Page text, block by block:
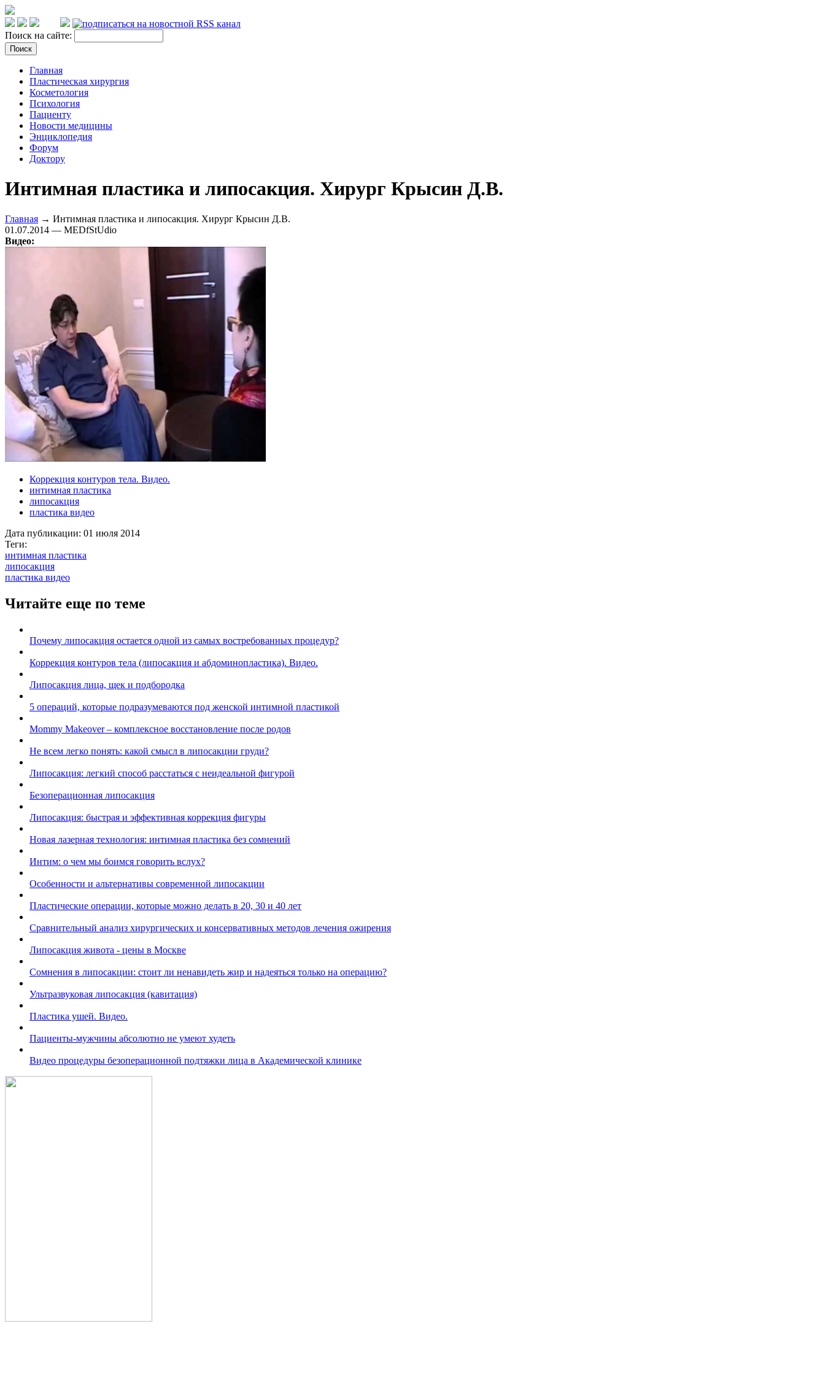
Поиск на сайте:
Главная
Пластическая хирургия
Косметология
Психология
Пациенту
Новости медицины
Энциклопедия
Форум
Доктору
Интимная пластика и липосакция. Хирург Крысин Д.В.
Главная → Интимная пластика и липосакция. Хирург Крысин Д.В.
01.07.2014 — MEDfStUdio
Видео:
Коррекция контуров тела. Видео.
интимная пластика
липосакция
пластика видео
Дата публикации: 01 июля 2014
Теги:
интимная пластика
липосакция
пластика видео
Читайте еще по теме
Почему липосакция остается одной из самых востребованных процедур?
Коррекция контуров тела (липосакция и абдоминопластика). Видео.
Липосакция лица, щек и подбородка
5 операций, которые подразумеваются под женской интимной пластикой
Mommy Makeover – комплексное восстановление после родов
Не всем легко понять: какой смысл в липосакции груди?
Липосакция: легкий способ расстаться с неидеальной фигурой
Безоперационная липосакция
Липосакция: быстрая и эффективная коррекция фигуры
Новая лазерная технология: интимная пластика без сомнений
Интим: о чем мы боимся говорить вслух?
Особенности и альтернативы современной липосакции
Пластические операции, которые можно делать в 20, 30 и 40 лет
Сравнительный анализ хирургических и консервативных методов лечения ожирения
Липосакция живота ‑ цены в Москве
Сомнения в липосакции: стоит ли ненавидеть жир и надеяться только на операцию?
Ультразвуковая липосакция (кавитация)
Пластика ушей. Видео.
Пациенты-мужчины абсолютно не умеют худеть
Видео процедуры безоперационной подтяжки лица в Академической клинике